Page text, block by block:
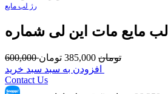
رژ لب مایع
600,000 تومان 385,000 تومان
Contact Us